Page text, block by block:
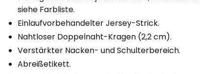
siehe Farbliste.
Einlaufvorbehandelter Jersey-Strick.
Nahtloser Doppelnaht-Kragen (2,2 cm).
Verstärkter Nacken- und Schulterbereich.
Abreißetikett.